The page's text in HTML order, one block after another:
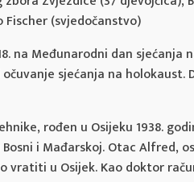
(svjedočanstvo)
na Međunarodni dan
sjećanja na
rođen u Osijeku 1938.
i Mađarskoj. Otac Alfred,
vratiti u Osijek. Kao doktor